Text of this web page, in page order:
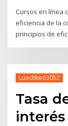
Cursos en línea
eficiencia de la
principios de
Luedtke63052
Tasa
interés